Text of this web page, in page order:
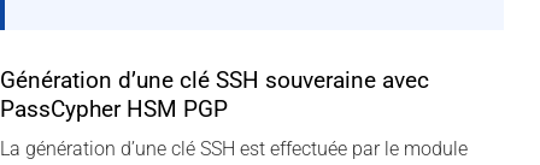
Génération d’une clé SSH souveraine avec
PassCypher HSM PGP
La génération d’une clé SSH est effectuée par le module